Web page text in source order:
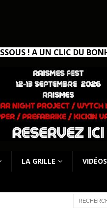
! A UN CLIC DU
LA GRILLE VIDÉOS